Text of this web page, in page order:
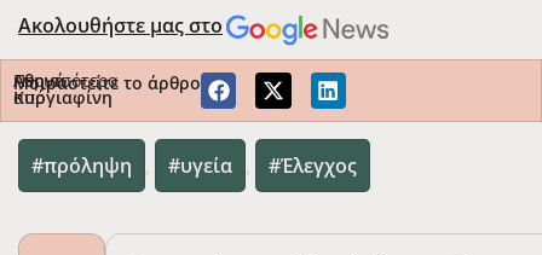
Ακολουθήστε μας στο
Περισσότερα
από
Αθηνά
Κυργιαφίνη
Μοιραστείτε το άρθρο
πρόληψη , υγεία , Έλεγχος